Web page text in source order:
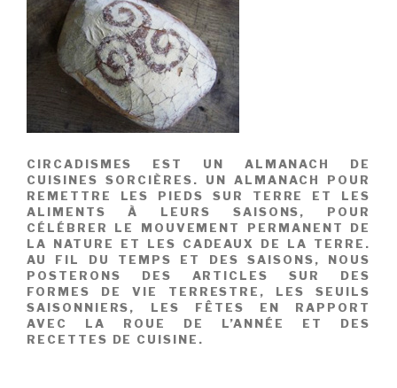
CIRCADISMES EST UN ALMANACH DE
CUISINES SORCIÈRES. UN ALMANACH POUR
REMETTRE LES PIEDS SUR TERRE ET LES
ALIMENTS À LEURS SAISONS, POUR
CÉLÉBRER LE MOUVEMENT PERMANENT DE
LA NATURE ET LES CADEAUX DE LA TERRE.
AU FIL DU TEMPS ET DES SAISONS, NOUS
POSTERONS DES ARTICLES SUR DES
FORMES DE VIE TERRESTRE, LES SEUILS
SAISONNIERS, LES FÊTES EN RAPPORT
AVEC LA ROUE DE L’ANNÉE ET DES
RECETTES DE CUISINE.